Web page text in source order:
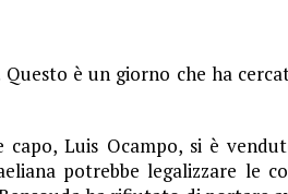
è un giorno che ha
Luis Ocampo, si è
potrebbe legalizzare le